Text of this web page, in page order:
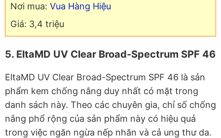
Nơi mua: Vua Hàng Hiệu
Giá: 3,4 triệu
5. EltaMD UV Clear Broad-Spectrum SPF 46
EltaMD UV Clear Broad-Spectrum SPF 46 là sản
phẩm kem chống nắng duy nhất có mặt trong
danh sách này. Theo các chuyên gia, chỉ số chống
nắng phổ rộng của sản phẩm này có hiệu quả
trong việc ngăn ngừa nếp nhăn và cả ung thư da.